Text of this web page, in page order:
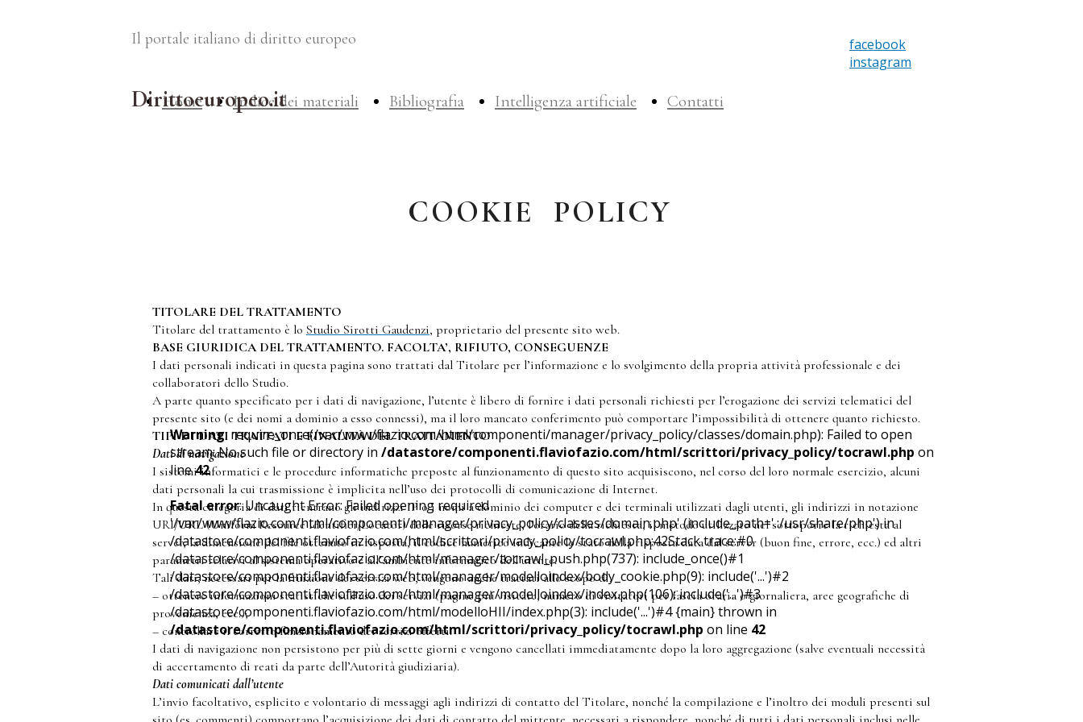
facebook
instagram
Il portale italiano di diritto europeo
Home Indice dei materiali Bibliografia Intelligenza artificiale Contatti
Dirittoeuropeo.it
COOKIE POLICY
TITOLARE DEL TRATTAMENTO
Titolare del trattamento è lo Studio Sirotti Gaudenzi, proprietario del presente sito web.
BASE GIURIDICA DEL TRATTAMENTO. FACOLTA’, RIFIUTO, CONSEGUENZE
I dati personali indicati in questa pagina sono trattati dal Titolare per l’informazione e lo svolgimento della propria attività professionale e dei
collaboratori dello Studio.
A parte quanto specificato per i dati di navigazione, l’utente è libero di fornire i dati personali richiesti per l’erogazione dei servizi telematici del
presente sito (e dei nomi a dominio a esso connessi), ma il loro mancato conferimento può comportare l’impossibilità di ottenere quanto richiesto.
TIPI DI DATI TRATTATI E FINALITÀ DEL TRATTAMENTO
Dati di navigazione
I sistemi informatici e le procedure informatiche preposte al funzionamento di questo sito acquisiscono, nel corso del loro normale esercizio, alcuni
dati personali la cui trasmissione è implicita nell’uso dei protocolli di comunicazione di Internet.
In questa categoria di dati rientrano gli indirizzi IP o i nomi a dominio dei computer e dei terminali utilizzati dagli utenti, gli indirizzi in notazione
URI/URL (Uniform Resource Identifier/Locator) delle risorse richieste, l’orario della richiesta, il metodo utilizzato nel sottoporre la richiesta al
server, la dimensione del file ottenuto in risposta, il codice numerico indicante lo stato della risposta data dal server (buon fine, errore, ecc.) ed altri
parametri relativi al sistema operativo e all’ambiente informatico dell’utente.
Tali dati, necessari per la fruizione dei servizi web, vengono anche trattati allo scopo di:
– ottenere informazioni statistiche sull’uso dei servizi (pagine più visitate, numero di visitatori per fascia oraria o giornaliera, aree geografiche di
provenienza, ecc.);
– controllare il corretto funzionamento dei servizi offerti.
I dati di navigazione non persistono per più di sette giorni e vengono cancellati immediatamente dopo la loro aggregazione (salve eventuali necessità
di accertamento di reati da parte dell’Autorità giudiziaria).
Dati comunicati dall’utente
L’invio facoltativo, esplicito e volontario di messaggi agli indirizzi di contatto del Titolare, nonché la compilazione e l’inoltro dei moduli presenti sul
Warning: require_once(/var/www/flazio.com/html/componenti/manager/privacy_policy/classes/domain.php): Failed to open
stream: No such file or directory in /datastore/componenti.flaviofazio.com/html/scrittori/privacy_policy/tocrawl.php on
line42
Fatal error: Uncaught Error: Failed opening required
'/var/www/flazio.com/html/componenti/manager/privacy_policy/classes/domain.php' (include_path='.:/usr/share/php') in
/datastore/componenti.flaviofazio.com/html/scrittori/privacy_policy/tocrawl.php:42Stack trace:#0
/datastore/componenti.flaviofazio.com/html/manager/tocrawl_push.php(737): include_once()#1
/datastore/componenti.flaviofazio.com/html/manager/modelloindex/body_cookie.php(9): include('...')#2
/datastore/componenti.flaviofazio.com/html/manager/modelloindex/index.php(106): include('...')#3
/datastore/componenti.flaviofazio.com/html/modelloHII/index.php(3): include('...')#4 {main} thrown in
/datastore/componenti.flaviofazio.com/html/scrittori/privacy_policy/tocrawl.php on line 42